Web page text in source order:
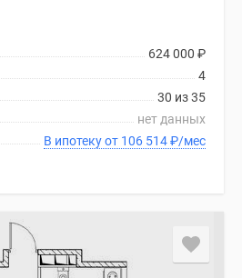
624 000 ₽
4
30 из 35
нет данных
В ипотеку от 106 514₽/мес